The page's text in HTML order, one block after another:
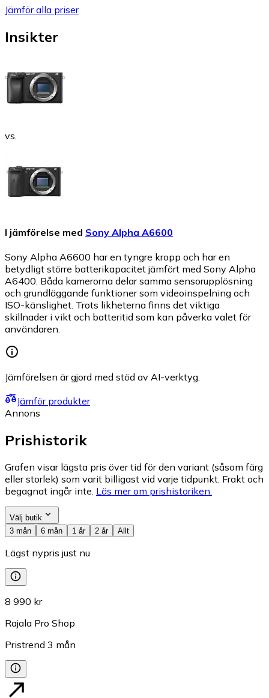
Jämför alla priser
Insikter
vs.
I jämförelse med Sony Alpha A6600
Sony Alpha A6600 har en tyngre kropp och har en
betydligt större batterikapacitet jämfört med Sony Alpha
A6400. Båda kamerorna delar samma sensorupplösning
och grundläggande funktioner som videoinspelning och
ISO-känslighet. Trots likheterna finns det viktiga
skillnader i vikt och batteritid som kan påverka valet för
användaren.
Jämförelsen är gjord med stöd av AI-verktyg.
Jämför produkter
Annons
Prishistorik
Grafen visar lägsta pris över tid för den variant (såsom färg
eller storlek) som varit billigast vid varje tidpunkt. Frakt och
begagnat ingår inte. Läs mer om prishistoriken.
Välj butik
3 mån
6 mån 1 år 2 år Allt
Lägst nypris just nu
8 990 kr
Rajala Pro Shop
Pristrend 3 mån